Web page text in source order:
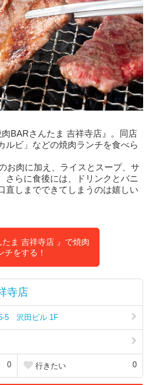
BARさんたま 吉祥寺店』。同店
ルビ」などの焼肉ランチを食べら
お肉に加え、ライスとスープ、サ
さらに食後には、ドリンクとバニ
直しまでできてしまうのは嬉しい
たま 吉祥寺店 』で焼肉
チをする！
寺店
5-5 沢田ビル 1F
0 行きたい 0